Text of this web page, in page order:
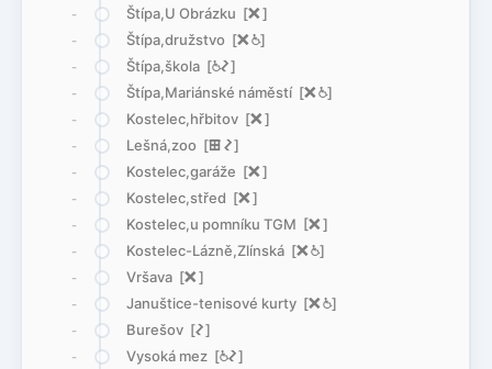
- Štípa,U Obrázku [ë]
- Štípa,družstvo [ë@]
- Štípa,škola [@ó]
- Štípa,Mariánské náměstí [ë@]
- Kostelec,hřbitov [ë]
- Lešná,zoo [æó]
- Kostelec,garáže [ë]
- Kostelec,střed [ë]
- Kostelec,u pomníku TGM [ë]
- Kostelec-Lázně,Zlínská [ë@]
- Vršava [ë]
- Januštice-tenisové kurty [ë@]
- Burešov [ó]
- Vysoká mez [@ó]